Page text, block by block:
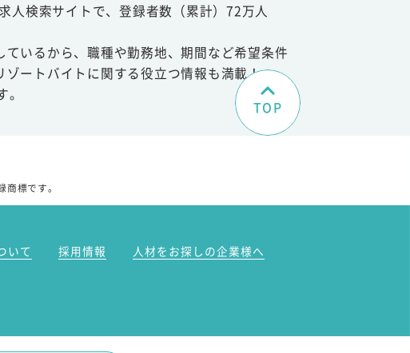
人検索サイトで、登録者数（累計）72万人
いるから、職種や勤務地、期間など希望条件
ートバイトに関する役立つ情報も満載！
TOP
標です。
いて 採用情報
人材をお探しの企業様へ